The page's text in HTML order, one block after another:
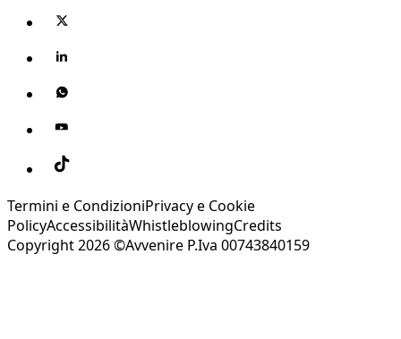
Termini e CondizioniPrivacy e Cookie
PolicyAccessibilitàWhistleblowingCredits
Copyright 2026 ©Avvenire P.Iva 00743840159